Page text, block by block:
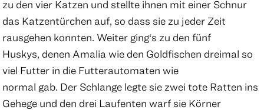
zu den vier Katzen und stellte ihnen mit einer Schnur
das Katzentürchen auf, so dass sie zu jeder Zeit
rausgehen konnten. Weiter ging‘s zu den fünf
Huskys, denen Amalia wie den Goldfischen dreimal so
viel Futter in die Futterautomaten wie
normal gab. Der Schlange legte sie zwei tote Ratten ins
Gehege und den drei Laufenten warf sie Körner